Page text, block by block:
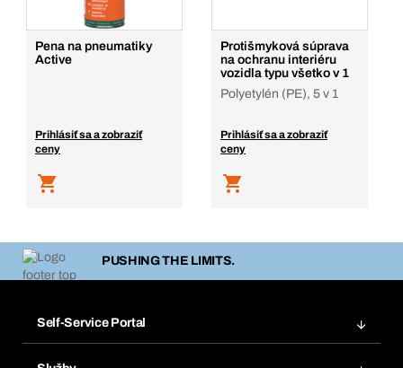
Pena na pneumatiky
Active
Prihlásiť sa a zobraziť
ceny
Protišmyková súprava
na ochranu interiéru
vozidla typu všetko v 1
Polyetylén (PE), 5 v 1
Prihlásiť sa a zobraziť
ceny
PUSHING THE LIMITS.
Self-Service Portal